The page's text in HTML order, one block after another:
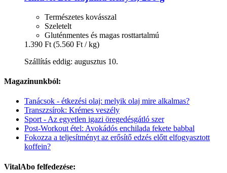
Természetes kovásszal
Szeletelt
Gluténmentes és magas rosttartalmú
1.390 Ft (5.560 Ft / kg)
Szállítás eddig: augusztus 10.
Magazinunkból:
Tanácsok - étkezési olaj: melyik olaj mire alkalmas?
Transzzsírok: Krémes veszély
Sport - Az egyetlen igazi öregedésgátló szer
Post-Workout étel: Avokádós enchilada fekete babbal
Fokozza a teljesítményt az erősítő edzés előtt elfogyasztott
koffein?
VitalAbo felfedezése: